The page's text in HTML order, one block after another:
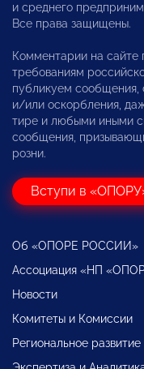
и среднего
Все права защищены.
Комментарии на сайте
требованиям
публикуем
и/или оскорбления,
тире и любыми иными
сообщения,
розни.
Вступи в
Об «ОПОРЕ РОССИИ»
Ассоциация «НП
Новости
Комитеты и Комиссии
Региональное развитие